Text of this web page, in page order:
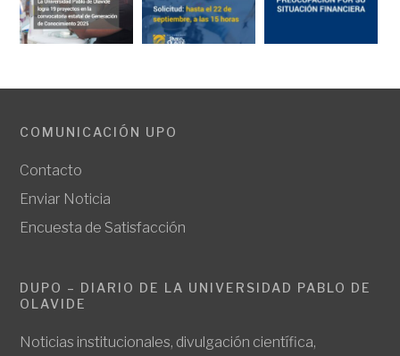
COMUNICACIÓN UPO
Contacto
Enviar Noticia
Encuesta de Satisfacción
DUPO – DIARIO DE LA UNIVERSIDAD PABLO DE
OLAVIDE
Noticias institucionales, divulgación científica,